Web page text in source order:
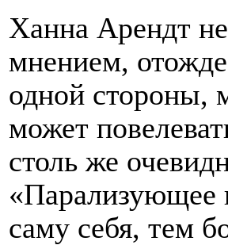
Ханна Арендт
мнением,
одной стороны,
может
столь же
«Парализующее
саму себя, тем